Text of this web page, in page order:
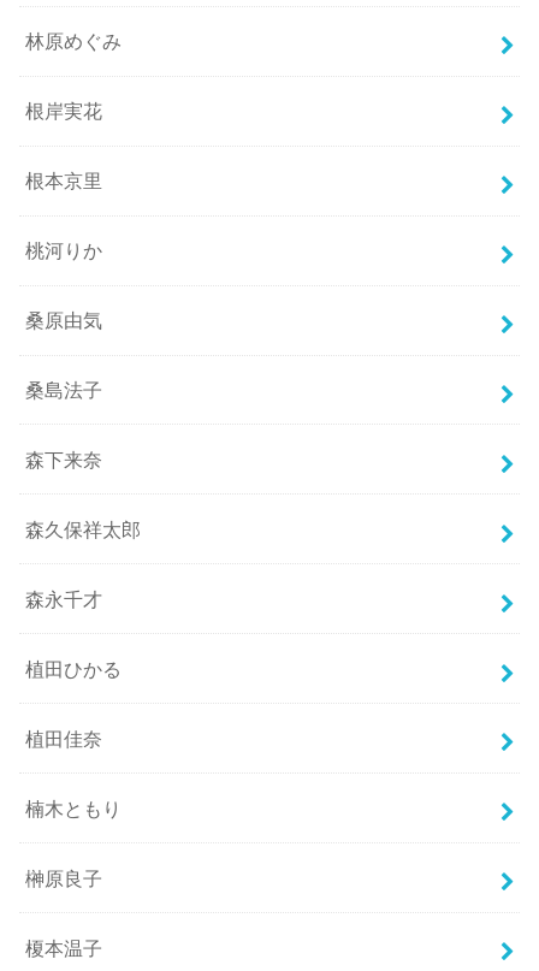
林原めぐみ
根岸実花
根本京里
桃河りか
桑原由気
桑島法子
森下来奈
森久保祥太郎
森永千才
植田ひかる
植田佳奈
楠木ともり
榊原良子
榎本温子